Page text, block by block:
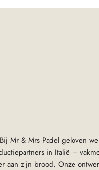
Bij Mr & Mrs Padel geloven
in Italië –
aan zijn brood. Onze